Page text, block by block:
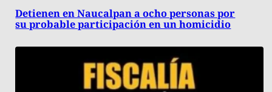
Detienen en Naucalpan a ocho personas por
su probable participación en un homicidio